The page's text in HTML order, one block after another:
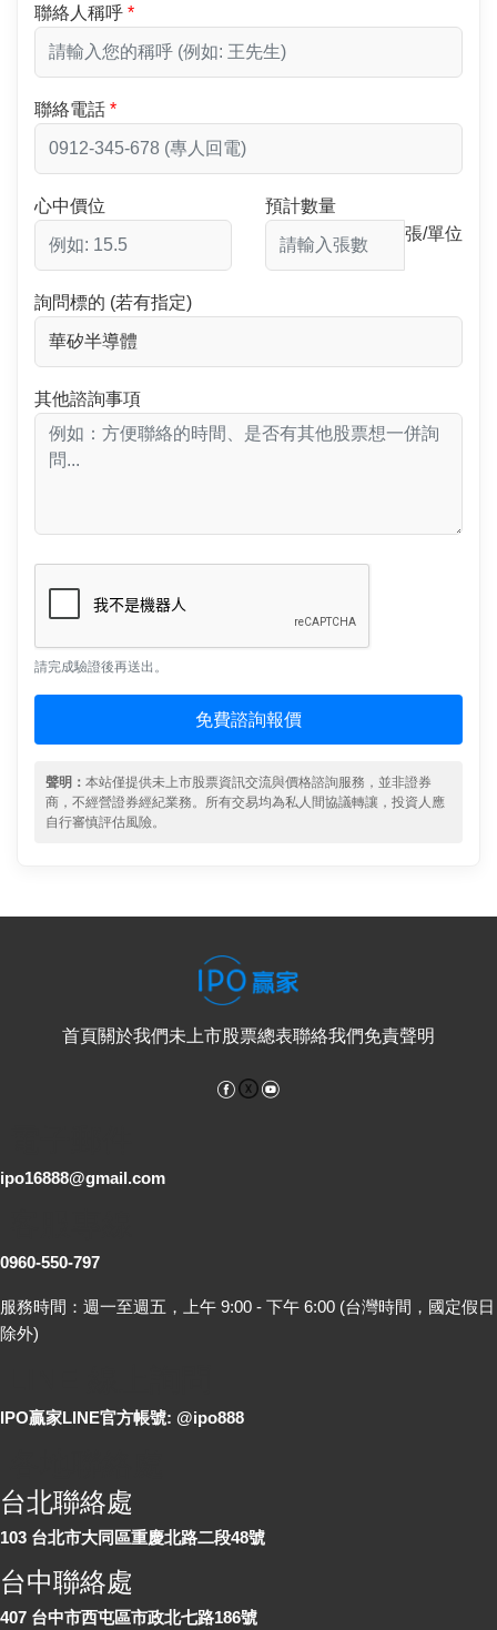
聯絡人稱呼
聯絡電話
心中價位
預計數量
張/單位
詢問標的 (若有指定)
其他諮詢事項
請完成驗證後再送出。
免費諮詢報價
聲明： 本站僅提供未上市股票資訊交流與價格諮詢服務，並非證券
商，不經營證券經紀業務。所有交易均為私人間協議轉讓，投資人應
自行審慎評估風險。
首頁關於我們未上市股票總表聯絡我們免責聲明
Facebook
ipo16888@gmail.com
0960-550-797
服務時間：週一至週五，上午 9:00 - 下午 6:00 (台灣時間，國定假日
除外)
IPO贏家LINE官方帳號: @ipo888
台北聯絡處
103 台北市大同區重慶北路二段48號
台中聯絡處
407 台中市西屯區市政北七路186號